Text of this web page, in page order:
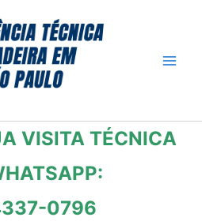
VISITA TÉCNICA
0796